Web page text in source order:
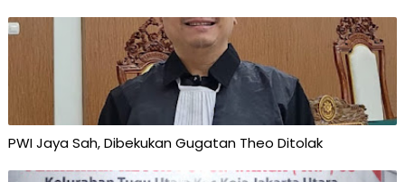
PWI Jaya Sah, Dibekukan Gugatan Theo Ditolak